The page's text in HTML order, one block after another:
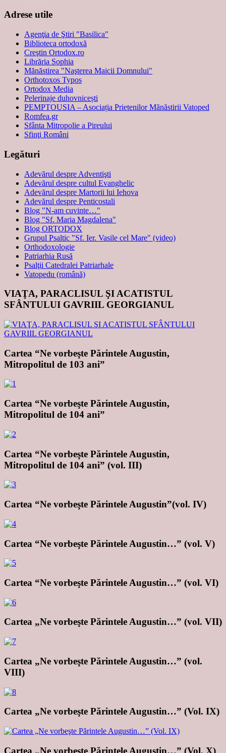
Adrese utile
Agenţia de Ştiri "Basilica"
Biblioteca ortodoxă
Creştin Ortodox.ro
Librăria Sophia
Mănăstirea "Naşterea Maicii Domnului"
Orthotoxos Typos
Ortodox Media
Pelerinaje duhovnicești
PEMPTOUSIA – Asociația Prietenilor Mănăstirii Vatoped
Romfea.gr
Sfânta Mitropolie a Pireului
Sfinţi Români
Legături
Adevărul despre Adventişti
Adevărul despre cultul Evanghelic
Adevărul despre Martorii lui Iehova
Adevărul despre Penticostali
Blog "N-am cuvinte…"
Blog "Sf. Maria Magdalena"
Blog ORTODOX
Grupul Psaltic "Sf. Ier. Vasile cel Mare" (video)
Orthodoxologie
Patriarhia Rusă
Psalţii Catedralei Patriarhale
Vatopedu (română)
VIAŢA, PARACLISUL ŞI ACATISTUL
SFÂNTULUI GAVRIIL GEORGIANUL
Cartea “Ne vorbeşte Părintele Augustin,
Mitropolitul de 103 ani”
Cartea “Ne vorbeşte Părintele Augustin,
Mitropolitul de 104 ani”
Cartea “Ne vorbeşte Părintele Augustin,
Mitropolitul de 104 ani” (vol. III)
Cartea “Ne vorbeşte Părintele Augustin”(vol. IV)
Cartea “Ne vorbeşte Părintele Augustin…” (vol. V)
Cartea “Ne vorbeşte Părintele Augustin…” (vol. VI)
Cartea „Ne vorbeşte Părintele Augustin…” (vol. VII)
Cartea „Ne vorbeşte Părintele Augustin…” (vol.
VIII)
Cartea „Ne vorbeşte Părintele Augustin…” (Vol. IX)
Cartea „Ne vorbeşte Părintele Augustin…” (Vol. X)